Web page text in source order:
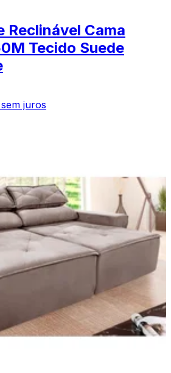
Reclinável Cama
Tecido Suede
sem juros